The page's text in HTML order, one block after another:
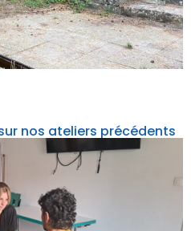
nos ateliers précédents